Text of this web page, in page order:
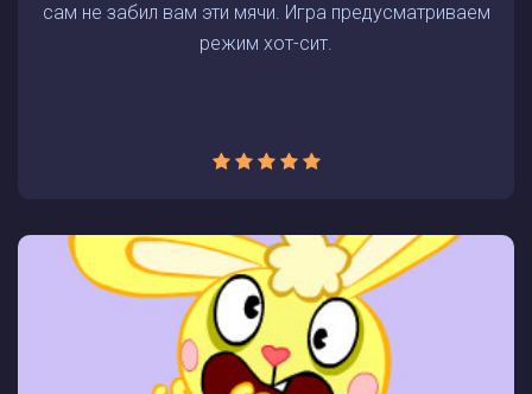
сам не забил вам эти мячи. Игра предусматриваем
режим хот-сит.